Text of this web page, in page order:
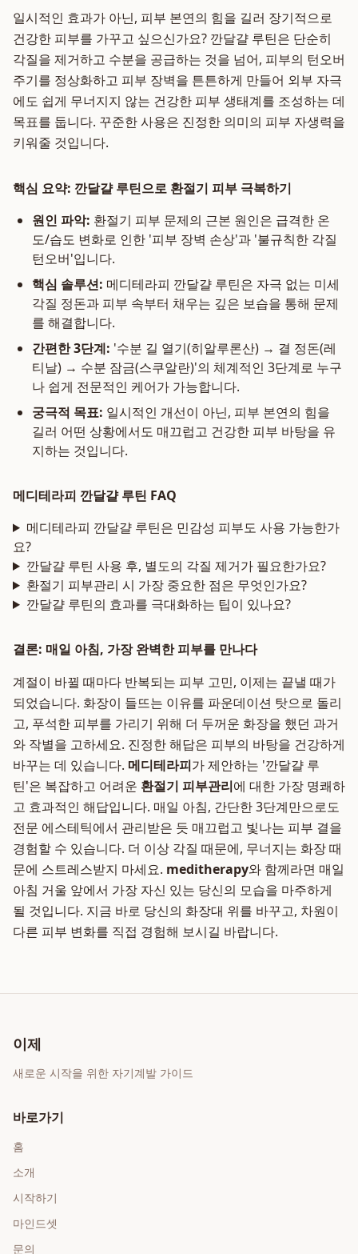
일시적인 효과가 아닌, 피부 본연의 힘을 길러 장기적으로
건강한 피부를 가꾸고 싶으신가요? 깐달걀 루틴은 단순히
각질을 제거하고 수분을 공급하는 것을 넘어, 피부의 턴오버
주기를 정상화하고 피부 장벽을 튼튼하게 만들어 외부 자극
에도 쉽게 무너지지 않는 건강한 피부 생태계를 조성하는 데
목표를 둡니다. 꾸준한 사용은 진정한 의미의 피부 자생력을
키워줄 것입니다.
핵심 요약: 깐달걀 루틴으로 환절기 피부 극복하기
원인 파악: 환절기 피부 문제의 근본 원인은 급격한 온
도/습도 변화로 인한 '피부 장벽 손상'과 '불규칙한 각질
턴오버'입니다.
핵심 솔루션: 메디테라피 깐달걀 루틴은 자극 없는 미세
각질 정돈과 피부 속부터 채우는 깊은 보습을 통해 문제
를 해결합니다.
간편한 3단계: '수분 길 열기(히알루론산) → 결 정돈(레
티날) → 수분 잠금(스쿠알란)'의 체계적인 3단계로 누구
나 쉽게 전문적인 케어가 가능합니다.
궁극적 목표: 일시적인 개선이 아닌, 피부 본연의 힘을
길러 어떤 상황에서도 매끄럽고 건강한 피부 바탕을 유
지하는 것입니다.
메디테라피 깐달걀 루틴 FAQ
메디테라피 깐달걀 루틴은 민감성 피부도 사용 가능한가
요?
깐달걀 루틴 사용 후, 별도의 각질 제거가 필요한가요?
환절기 피부관리 시 가장 중요한 점은 무엇인가요?
깐달걀 루틴의 효과를 극대화하는 팁이 있나요?
결론: 매일 아침, 가장 완벽한 피부를 만나다
계절이 바뀔 때마다 반복되는 피부 고민, 이제는 끝낼 때가
되었습니다. 화장이 들뜨는 이유를 파운데이션 탓으로 돌리
고, 푸석한 피부를 가리기 위해 더 두꺼운 화장을 했던 과거
와 작별을 고하세요. 진정한 해답은 피부의 바탕을 건강하게
바꾸는 데 있습니다. 메디테라피가 제안하는 '깐달걀 루
틴'은 복잡하고 어려운 환절기 피부관리에 대한 가장 명쾌하
고 효과적인 해답입니다. 매일 아침, 간단한 3단계만으로도
전문 에스테틱에서 관리받은 듯 매끄럽고 빛나는 피부 결을
경험할 수 있습니다. 더 이상 각질 때문에, 무너지는 화장 때
문에 스트레스받지 마세요. meditherapy와 함께라면 매일
아침 거울 앞에서 가장 자신 있는 당신의 모습을 마주하게
될 것입니다. 지금 바로 당신의 화장대 위를 바꾸고, 차원이
다른 피부 변화를 직접 경험해 보시길 바랍니다.
이제
새로운 시작을 위한 자기계발 가이드
바로가기
홈
소개
시작하기
마인드셋
문의